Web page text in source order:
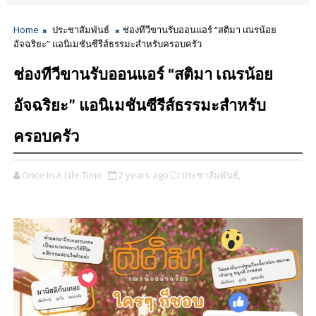
Home ประชาสัมพันธ์
ช่องทีวีขานรับออนแอร์ “สติมา เณรน้อย
อัจฉริยะ” แอนิเมชันซีรีส์ธรรมะสำหรับครอบครัว
ช่องทีวีขานรับออนแอร์ “สติมา เณรน้อย
อัจฉริยะ” แอนิเมชันซีรีส์ธรรมะสำหรับ
ครอบครัว
Once In A Life Time 2 years ago ประชาสัมพันธ์,